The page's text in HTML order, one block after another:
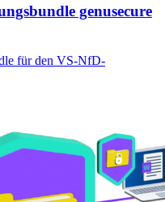
genusecure
für den VS-NfD-